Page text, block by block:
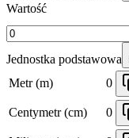
Wartość
Jednostka podstawowa
Metr (m) 0
Centymetr (cm) 0